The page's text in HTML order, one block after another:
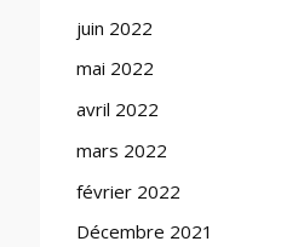
juin 2022
mai 2022
avril 2022
mars 2022
février 2022
Décembre 2021